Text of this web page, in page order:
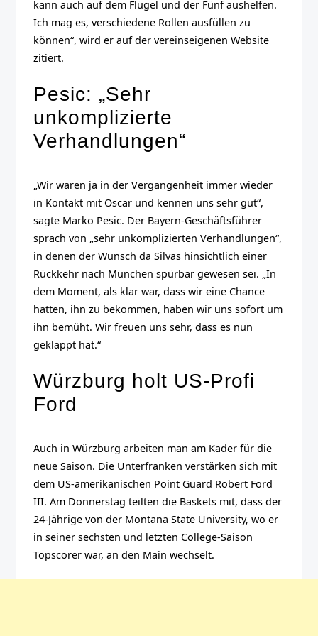
kann auch auf dem Flügel und der Fünf aushelfen.
Ich mag es, verschiedene Rollen ausfüllen zu
können“, wird er auf der vereinseigenen Website
zitiert.
Pesic: „Sehr
unkomplizierte
Verhandlungen“
„Wir waren ja in der Vergangenheit immer wieder
in Kontakt mit Oscar und kennen uns sehr gut“,
sagte Marko Pesic. Der Bayern-Geschäftsführer
sprach von „sehr unkomplizierten Verhandlungen“,
in denen der Wunsch da Silvas hinsichtlich einer
Rückkehr nach München spürbar gewesen sei. „In
dem Moment, als klar war, dass wir eine Chance
hatten, ihn zu bekommen, haben wir uns sofort um
ihn bemüht. Wir freuen uns sehr, dass es nun
geklappt hat.“
Würzburg holt US-Profi
Ford
Auch in Würzburg arbeiten man am Kader für die
neue Saison. Die Unterfranken verstärken sich mit
dem US-amerikanischen Point Guard Robert Ford
III. Am Donnerstag teilten die Baskets mit, dass der
24-Jährige von der Montana State University, wo er
in seiner sechsten und letzten College-Saison
Topscorer war, an den Main wechselt.